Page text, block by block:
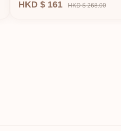
HKD $ 161 HKD $ 268.00